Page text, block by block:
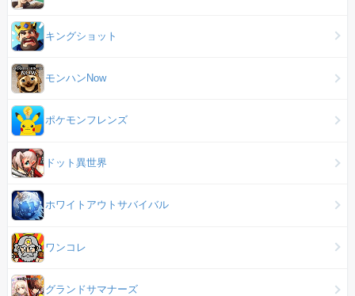
キングショット
モンハンNow
ポケモンフレンズ
ドット異世界
ホワイトアウトサバイバル
ワンコレ
グランドサマナーズ